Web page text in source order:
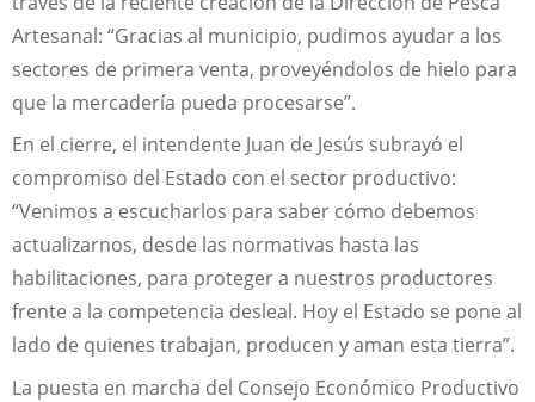
Artesanal: “Gracias al municipio, pudimos ayudar a los
sectores de primera venta, proveyéndolos de hielo para
que la mercadería pueda procesarse”.
En el cierre, el intendente Juan de Jesús subrayó el
compromiso del Estado con el sector productivo:
“Venimos a escucharlos para saber cómo debemos
actualizarnos, desde las normativas hasta las
habilitaciones, para proteger a nuestros productores
frente a la competencia desleal. Hoy el Estado se pone al
lado de quienes trabajan, producen y aman esta tierra”.
La puesta en marcha del Consejo Económico Productivo